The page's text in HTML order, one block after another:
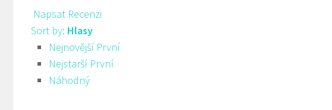
Napsat Recenzi
Sort by: Hlasy
Nejnovější První
Nejstarší První
Náhodný